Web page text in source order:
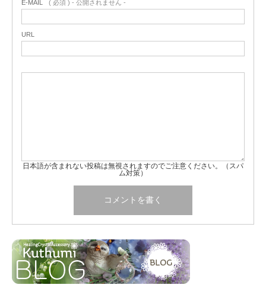
E-MAIL ( 必須 ) - 公開されません -
URL
日本語が含まれない投稿は無視されますのでご注意ください。（スパ
ム対策）